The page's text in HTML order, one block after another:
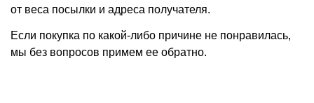
от веса посылки и адреса получателя.
Если покупка по какой-либо причине не понравилась,
мы без вопросов примем ее обратно.